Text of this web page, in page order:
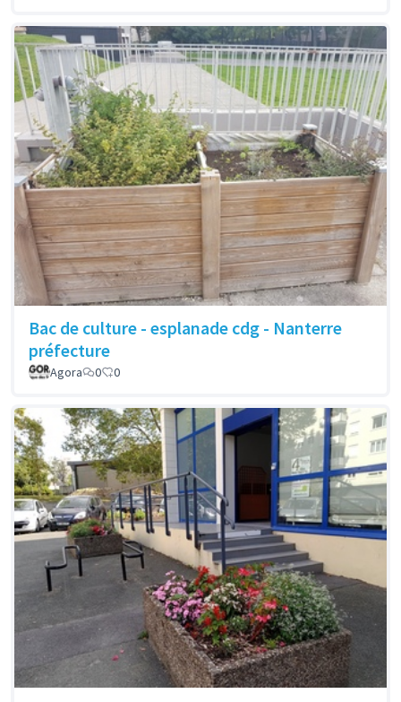
Bac de culture - esplanade cdg - Nanterre
préfecture
Agora 0 0